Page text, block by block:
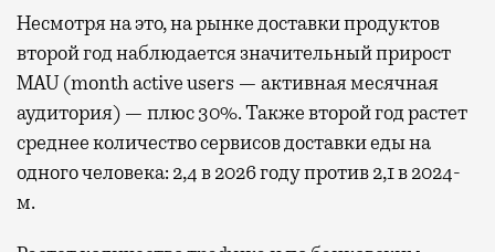
Несмотря на это, на рынке доставки продуктов
второй год наблюдается значительный прирост
MAU (month active users — активная месячная
аудитория) — плюс 30%. Также второй год растет
среднее количество сервисов доставки еды на
одного человека: 2,4 в 2026 году против 2,1 в 2024-
м.